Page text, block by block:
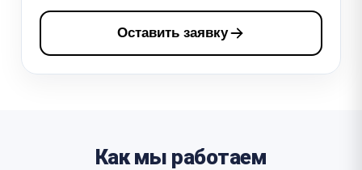
Оставить заявку
Как мы работаем